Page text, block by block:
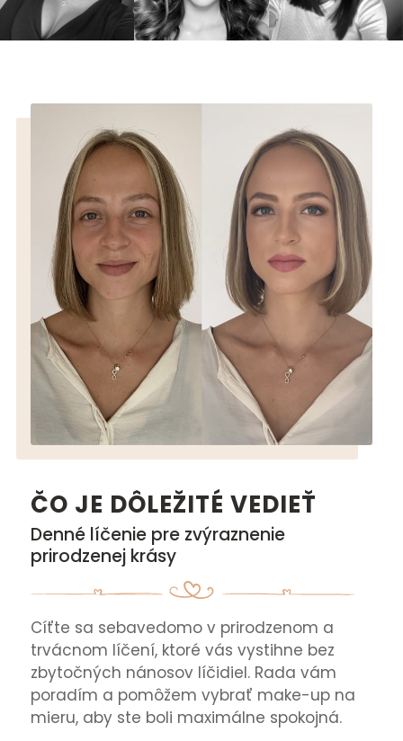
ČO JE DÔLEŽITÉ VEDIEŤ
Denné líčenie pre zvýraznenie
prirodzenej krásy
Cíťte sa sebavedomo v prirodzenom a
trvácnom líčení, ktoré vás vystihne bez
zbytočných nánosov líčidiel. Rada vám
poradím a pomôžem vybrať make-up na
mieru, aby ste boli maximálne spokojná.